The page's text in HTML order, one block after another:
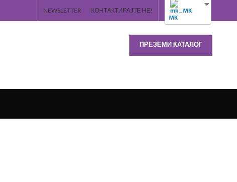
NEWSLETTER КОНТАКТИРАЈТЕ НЕ!
MK
ПРЕЗЕМИ КАТАЛОГ